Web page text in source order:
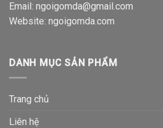
Email: ngoigomda@gmail.com
Website: ngoigomda.com
DANH MỤC SẢN PHẨM
Trang chủ
Liên hệ